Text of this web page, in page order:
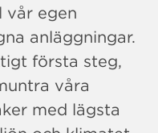
vår egen
anläggningar.
första steg,
våra
med lägsta